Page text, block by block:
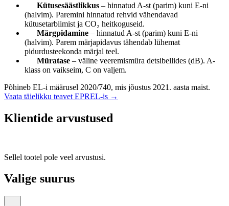
Kütusesäästlikkus – hinnatud A-st (parim) kuni E-ni
(halvim). Paremini hinnatud rehvid vähendavad
kütusetarbiimist ja CO₂ heitkoguseid.
Märgpidamine – hinnatud A-st (parim) kuni E-ni
(halvim). Parem märjapidavus tähendab lühemat
pidurdusteekonda märjal teel.
Müratase – väline veeremismüra detsibellides (dB). A-
klass on vaikseim, C on valjem.
Põhineb EL-i määrusel 2020/740, mis jõustus 2021. aasta maist.
Vaata täielikku teavet EPREL-is →
Klientide arvustused
Sellel tootel pole veel arvustusi.
Valige suurus